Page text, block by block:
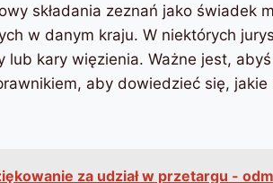
składania zeznań jako świadek
w danym kraju. W niektórych
lub kary więzienia. Ważne jest,
aby dowiedzieć się,
za udział w przetargu -